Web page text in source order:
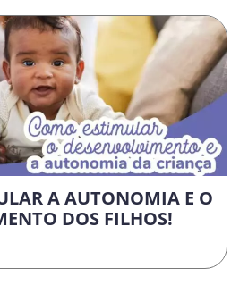
A AUTONOMIA E O
DOS FILHOS!